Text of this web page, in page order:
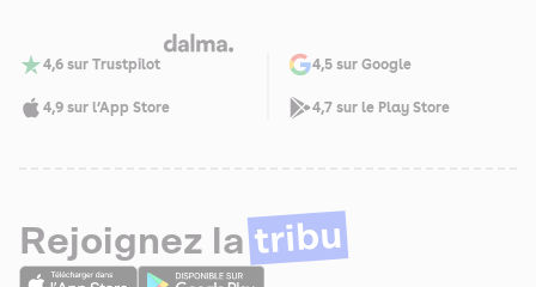
4,6 sur Trustpilot 4,5 sur Google
4,9 sur l’App Store 4,7 sur le Play Store
Rejoignez la tribu